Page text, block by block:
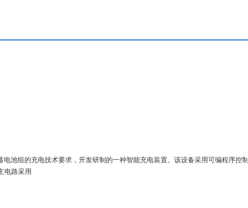
池组的充电技术要求，开发研制的一种智能充电装置。该设备采用可编程序控制
电路采用